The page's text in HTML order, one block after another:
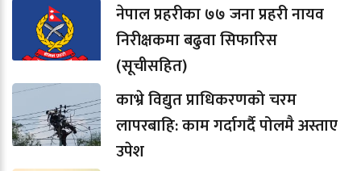
नेपाल प्रहरीका ७७ जना प्रहरी नायव
निरीक्षकमा बढुवा सिफारिस
(सूचीसहित)
काभ्रे विद्युत प्राधिकरणको चरम
लापरबाहि: काम गर्दागर्दै पोलमै अस्ताए
उपेश